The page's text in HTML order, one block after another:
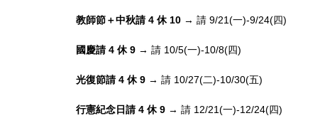
教師節＋中秋請 4 休 10 → 請 9/21(一)-9/24(四)
國慶請 4 休 9 → 請 10/5(一)-10/8(四)
光復節請 4 休 9 → 請 10/27(二)-10/30(五)
行憲紀念日請 4 休 9 → 請 12/21(一)-12/24(四)